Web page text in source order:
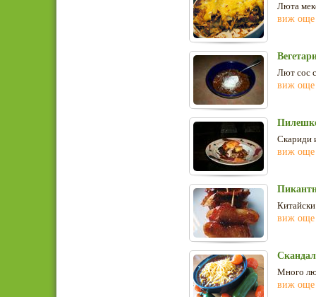
Люта
виж още
Лют сос
виж още
Скариди
виж още
виж още
Много
виж още